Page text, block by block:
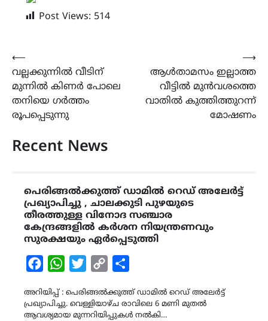
Post Views: 514
Post
navigation
⟵
വല്ലക്കുന്നിൽ വീടിന്
മുന്നിൽ കിണർ പോലെ
തനിയെ ഗർത്തം
രൂപപ്പെടുന്നു
ആൾതാമസം ഇല്ലാത്ത
വീട്ടിൽ മുൻവശത്തെ
വാതിൽ കുത്തിത്തുറന്ന്
മോഷണം
⟶
Recent News
പെരിങ്ങൽക്കുത്ത് ഡാമിൽ റെഡ് അലേർട്ട്
പ്രഖ്യാപിച്ചു , ചാലക്കുടി പുഴയുടെ
തീരത്തുള്ള വിനോദ സഞ്ചാര
കേന്ദ്രങ്ങളിൽ കർശന നിയന്ത്രണവും
സുരക്ഷയും ഏർപ്പെടുത്തി
FacebookWhatsAppTwitterCopy
അറിയിപ്പ് : പെരിങ്ങൽക്കുത്ത് ഡാമിൽ റെഡ് അലേർട്ട്
പ്രഖ്യാപിച്ചു. വെള്ളിയാഴ്ച രാവിലെ 6 മണി മുതൽ
ആവശ്യമായ മുന്നറിയിപ്പുകൾ നൽകി…